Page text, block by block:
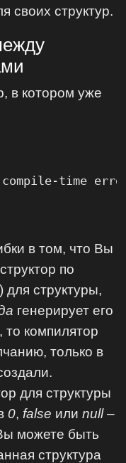
своих структур.
в котором уже
time
в том, что Вы
по
структуры,
генерирует его
то компилятор
только в
для структуры
0, false илиnull–
можете быть
структура